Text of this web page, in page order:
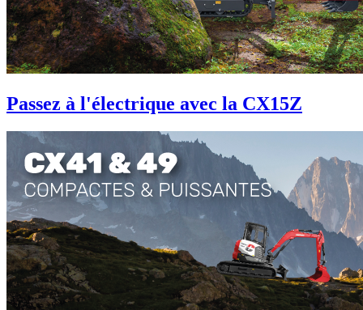
Passez à l'électrique avec la CX15Z